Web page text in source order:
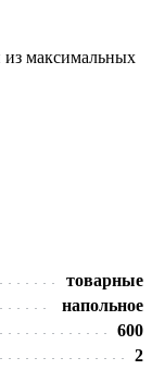
из максимальных
товарные
напольное
600
2